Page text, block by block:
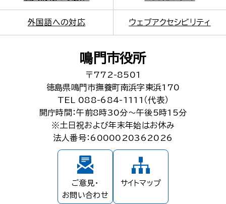
外国語への対応 ウェブアクセシビリティ
鳴門市役所
〒772-8501
徳島県鳴門市撫養町南浜字東浜170
TEL 088-684-1111（代表）
開庁時間：午前8時30分～午後5時15分
※土日祝および年末年始はお休み
法人番号：6000020362026
ご意見・
お問い合わせ
サイトマップ